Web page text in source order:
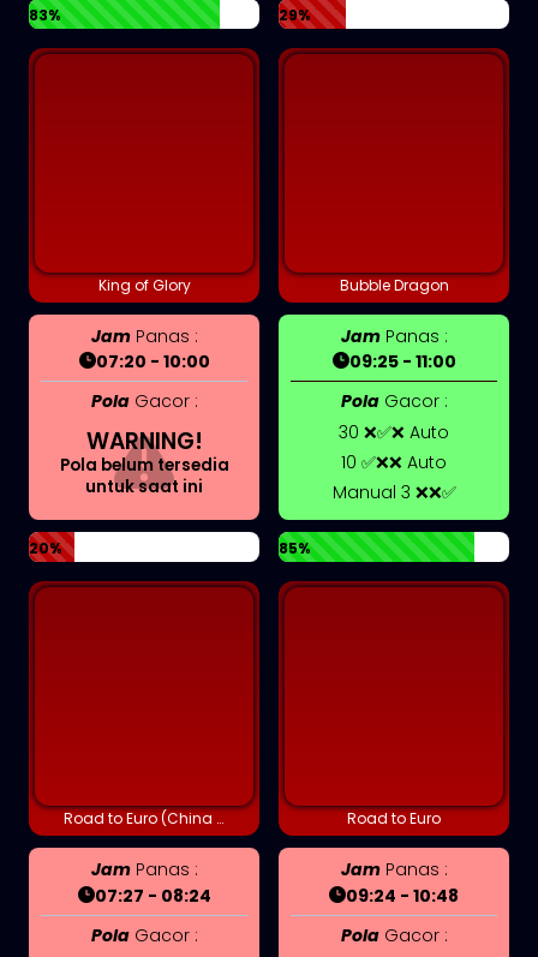
83% 29%
King of Glory
JamPanas :
07:20 - 10:00
PolaGacor :
WARNING!
Pola belum tersedia
untuk saat ini
20%
Bubble Dragon
JamPanas :
09:25 - 11:00
PolaGacor :
30 ❌✅❌ Auto
10 ✅❌❌ Auto
Manual 3 ❌❌✅
85%
Road to Euro (China version)
JamPanas :
07:27 - 08:24
PolaGacor :
Road to Euro
JamPanas :
09:24 - 10:48
PolaGacor :